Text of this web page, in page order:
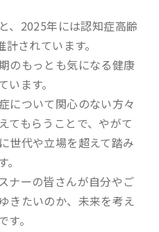
、2025年には認知症高齢
されています。
のもっとも気になる健康
ます。
について関心のない方々
てもらうことで、やがて
世代や立場を超えて踏み
ナーの皆さんが自分やご
きたいのか、未来を考え
。